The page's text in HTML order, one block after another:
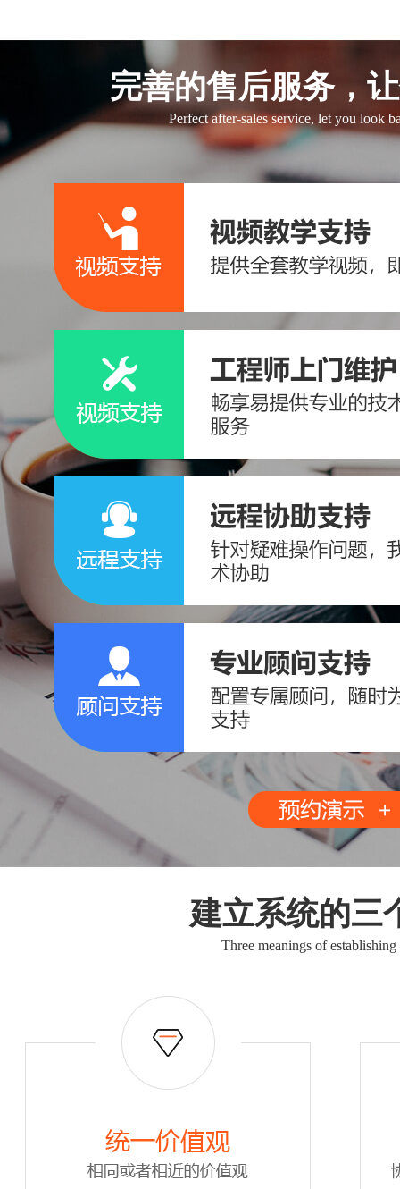
完善的售后服务，
Perfect after-sales service, let you look
建立系统的三
Three meanings of establishing